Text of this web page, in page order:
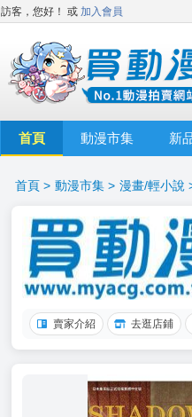
訪客，您好！ 或 加入會員
首頁 動漫市集 新
首頁 > 動漫市集 > 漫畫/輕小說
賣家介紹 去逛店鋪